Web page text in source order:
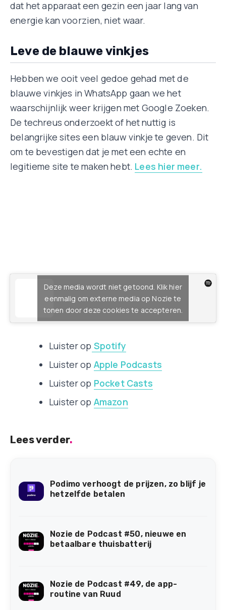
dat het apparaat een gezin een jaar lang van
energie kan voorzien, niet waar.
Leve de blauwe vinkjes
Hebben we ooit veel gedoe gehad met de
blauwe vinkjes in WhatsApp gaan we het
waarschijnlijk weer krijgen met Google Zoeken.
De techreus onderzoekt of het nuttig is
belangrijke sites een blauw vinkje te geven. Dit
om te bevestigen dat je met een echte en
legitieme site te maken hebt. Lees hier meer.
Deze media wordt niet getoond. Klik hier
eenmalig om externe media op Nozie te
tonen door deze cookies te accepteren.
Luister op Spotify
Luister op Apple Podcasts
Luister op Pocket Casts
Luister op Amazon
Lees verder.
Podimo verhoogt de prijzen, zo blijf je
hetzelfde betalen
Nozie de Podcast #50, nieuwe en
betaalbare thuisbatterij
Nozie de Podcast #49, de app-
routine van Ruud